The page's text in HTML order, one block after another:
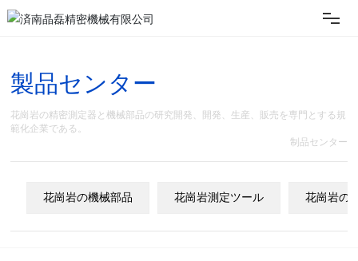
企業案内
技術力
製品センター
花崗岩の精密測定器と機械部品の研究開発、開発、生産、販売を専門とする規
範化企業である。
制品センター
花崗岩の機械部品 花崗岩測定ツール 花崗岩の